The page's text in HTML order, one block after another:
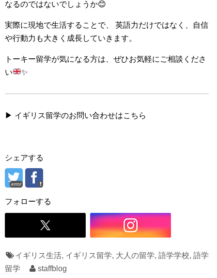
なるのではないでしょうか😊
実際に現地で生活することで、 英語力だけではなく、自信
や行動力も大きく成長していきます。
トーキー留学が気になる方は、ぜひお気軽にご相談くださ
い
✨
▶ イギリス留学のお問い合わせはこちら
シェアする
error
フォローする
イギリス生活, イギリス留学, 大人の留学, 語学学校, 語学
留学
staffblog